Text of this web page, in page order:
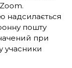
надсилається
пошту
при
учасники